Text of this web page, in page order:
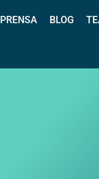
PRENSA BLOG